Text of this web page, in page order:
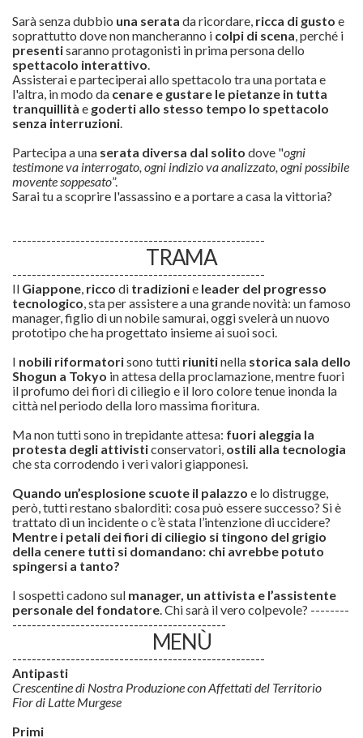
Sarà senza dubbio una serata da ricordare, ricca di gusto e
soprattutto dove non mancheranno i colpi di scena, perché i
presentisaranno protagonisti in prima persona dello
spettacolo interattivo.
Assisterai e parteciperai allo spettacolo tra una portata e
l'altra, in modo da cenare e gustare le pietanze in tutta
tranquillità e goderti allo stesso tempo lo spettacolo
senza interruzioni.
Partecipa a una serata diversa dal solito dove "ogni
testimone va interrogato, ogni indizio va analizzato, ogni possibile
movente soppesato”.
Sarai tu a scoprire l'assassino e a portare a casa la vittoria?
----------------------------------------------------
TRAMA
----------------------------------------------------
Il Giappone, ricco di tradizionie leader del progresso
tecnologico, sta per assistere a una grande novità: un famoso
manager, figlio di un nobile samurai, oggi svelerà un nuovo
prototipo che ha progettato insieme ai suoi soci.
I nobili riformatorisono tutti riunitinella storica sala dello
Shogun a Tokyo in attesa della proclamazione, mentre fuori
il profumo dei fiori di ciliegio e il loro colore tenue inonda la
città nel periodo della loro massima fioritura.
Ma non tutti sono in trepidante attesa: fuori aleggia la
protesta degli attivisticonservatori, ostili alla tecnologia
che sta corrodendo i veri valori giapponesi.
Quando un’esplosione scuote il palazzo e lo distrugge,
però, tutti restano sbalorditi: cosa può essere successo? Si è
trattato di un incidente o c’è stata l’intenzione di uccidere?
Mentre i petali dei fiori di ciliegio si tingono del grigio
della cenere tutti si domandano: chi avrebbe potuto
spingersi a tanto?
I sospetti cadono sul manager, un attivista e l’assistente
personale del fondatore. Chi sarà il vero colpevole? --------
--------------------------------------------
MENÙ
----------------------------------------------------
Antipasti
Crescentine di Nostra Produzione con Affettati del Territorio
Fior di Latte Murgese
Primi